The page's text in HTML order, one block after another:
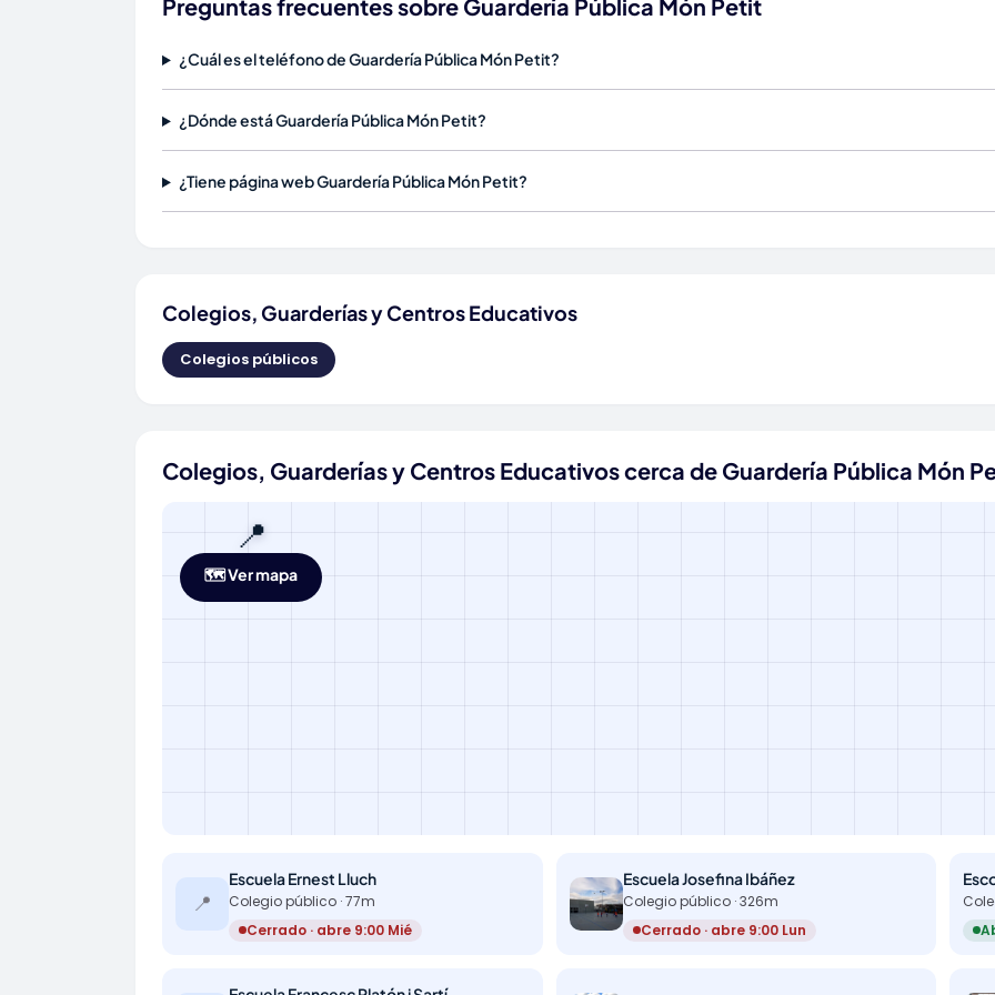
Preguntas frecuentes sobre Guardería Pública Món Petit
¿Cuál es el teléfono de Guardería Pública Món Petit?
¿Dónde está Guardería Pública Món Petit?
¿Tiene página web Guardería Pública Món Petit?
Colegios, Guarderías y Centros Educativos
Colegios públicos
Colegios, Guarderías y Centros Educativos cerca de Guardería Pública Món
📍
🗺️ Ver mapa
📍
Escuela Ernest Lluch
Colegio público · 77m
Cerrado · abre 9:00 Mié
Escuela Josefina Ibáñez
Colegio público · 326m
Cerrado · abre 9:00 Lun